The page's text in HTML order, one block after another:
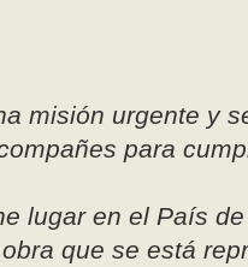
misión urgente y
para
lugar en el País
que se está